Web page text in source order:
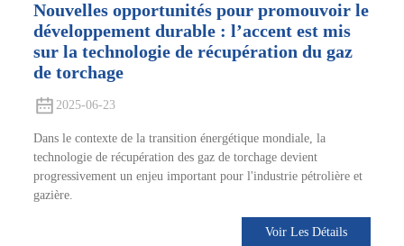
Nouvelles opportunités pour promouvoir le
développement durable : l’accent est mis
sur la technologie de récupération du gaz
de torchage
2025-06-23
Dans le contexte de la transition énergétique mondiale, la
technologie de récupération des gaz de torchage devient
progressivement un enjeu important pour l'industrie pétrolière et
gazière.
Voir Les Détails